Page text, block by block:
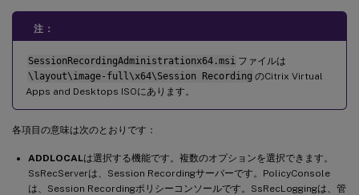
注：
SessionRecordingAdministrationx64.msi ファイルは
\layout\image-full\x64\Session Recording のCitrix Virtual
Apps and Desktops ISOにあります。
各項目の意味は次のとおりです：
ADDLOCALは選択する機能です。複数のオプションを選択できます。
SsRecServerは、Session Recordingサーバーです。PolicyConsole
は、Session Recordingポリシーコンソールです。SsRecLoggingは、管